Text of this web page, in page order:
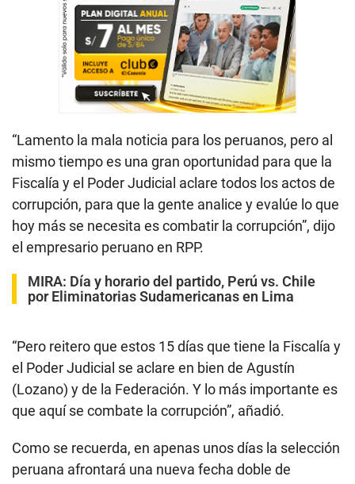
“Lamento la mala noticia para los peruanos, pero al
mismo tiempo es una gran oportunidad para que la
Fiscalía y el Poder Judicial aclare todos los actos de
corrupción, para que la gente analice y evalúe lo que
hoy más se necesita es combatir la corrupción”, dijo
el empresario peruano en RPP.
MIRA: Día y horario del partido, Perú vs. Chile
por Eliminatorias Sudamericanas en Lima
“Pero reitero que estos 15 días que tiene la Fiscalía y
el Poder Judicial se aclare en bien de Agustín
(Lozano) y de la Federación. Y lo más importante es
que aquí se combate la corrupción”, añadió.
Como se recuerda, en apenas unos días la selección
peruana afrontará una nueva fecha doble de